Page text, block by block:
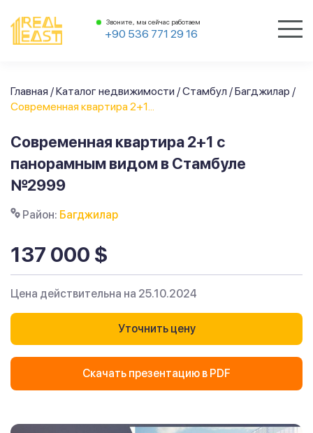
Звоните, мы сейчас работаем
+90 536 771 29 16
Главная /Каталог недвижимости /Стамбул /Багджилар /
Современная квартира 2+1...
Современная квартира 2+1 с
панорамным видом в Стамбуле
№2999
Район: Багджилар
137 000 $
Цена действительна на 25.10.2024
Уточнить цену
Скачать презентацию в PDF